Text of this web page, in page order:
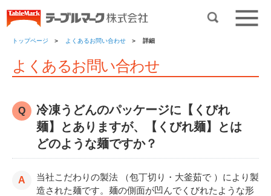
トップページ よくあるお問い合わせ 詳細
よくあるお問い合わせ
冷凍うどんのパッケージに【くびれ
麺】とありますが、【くびれ麺】とは
どのような麺ですか？
当社こだわりの製法 （包丁切り・大釜茹で ）により製
造された麺です。麺の側面が凹んでくびれたような形